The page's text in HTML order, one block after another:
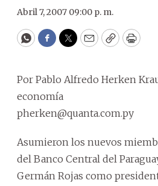
Abril 7, 2007 09:00 p. m.
WhatsApp
Facebook
Twitter
EmailCopyPrint
Por Pablo Alfredo Herken
economía
pherken@quanta.com.py
Asumieron los nuevos
del Banco Central del
Germán Rojas como